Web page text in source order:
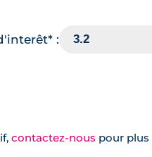
:
contactez-nous pour